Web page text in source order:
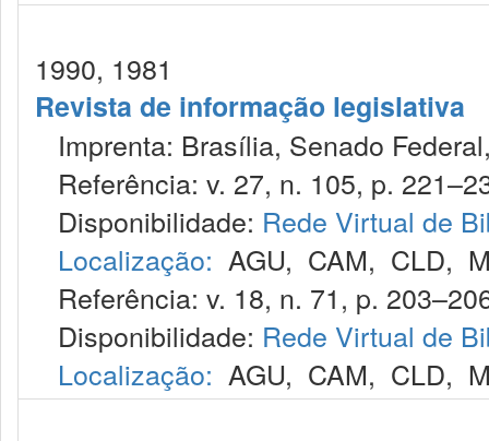
1990, 1981
Revista de informação legislativa
Imprenta: Brasília, Senado
Referência: v. 27, n. 105, p.
Disponibilidade: Rede Virtual de
Localização: AGU, CAM, CLD,
Referência: v. 18, n. 71, p.
Disponibilidade: Rede Virtual de
Localização: AGU, CAM, CLD,